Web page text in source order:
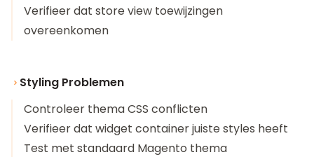
Verifieer dat store view toewijzingen
overeenkomen
Styling Problemen
Controleer thema CSS conflicten
Verifieer dat widget container juiste styles heeft
Test met standaard Magento thema